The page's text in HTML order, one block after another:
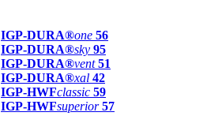
IGP-DURA®one 56
IGP-DURA®sky 95
IGP-DURA®vent 51
IGP-DURA®xal 42
IGP-HWFclassic 59
IGP-HWFsuperior 57